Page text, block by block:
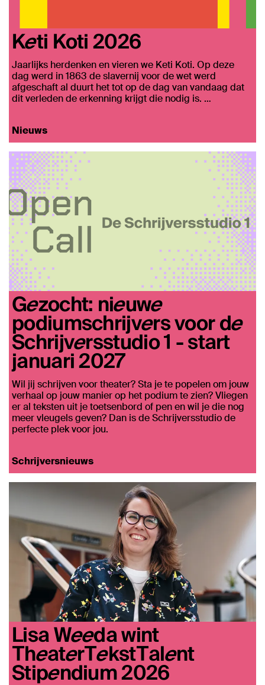
Keti Koti 2026
Jaarlijks herdenken en vieren we Keti Koti. Op deze
dag werd in 1863 de slavernij voor de wet werd
afgeschaft al duurt het tot op de dag van vandaag dat
dit verleden de erkenning krijgt die nodig is. …
Nieuws
Gezocht: nieuwe
podiumschrijvers voor de
Schrijversstudio 1 - start
januari 2027
Wil jij schrijven voor theater? Sta je te popelen om jouw
verhaal op jouw manier op het podium te zien? Vliegen
er al teksten uit je toetsenbord of pen en wil je die nog
meer vleugels geven? Dan is de Schrijversstudio de
perfecte plek voor jou.
Schrijversnieuws
Lisa Weeda wint
TheaterTekstTalent
Stipendium 2026